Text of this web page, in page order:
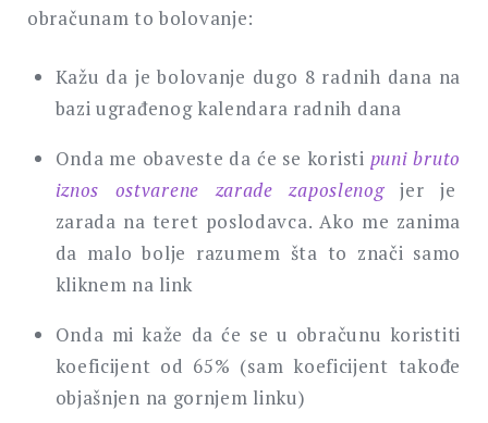
obračunam to bolovanje:
Kažu da je bolovanje dugo 8 radnih dana na
bazi ugrađenog kalendara radnih dana
Onda me obaveste da će se koristi puni bruto
iznos ostvarene zarade zaposlenog
jer je
zarada na teret poslodavca. Ako me zanima
da malo bolje razumem šta to znači samo
kliknem na link
Onda mi kaže da će se u obračunu koristiti
koeficijent od 65% (sam koeficijent takođe
objašnjen na gornjem linku)